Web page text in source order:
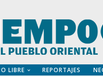
LIBRE REPORTAJES